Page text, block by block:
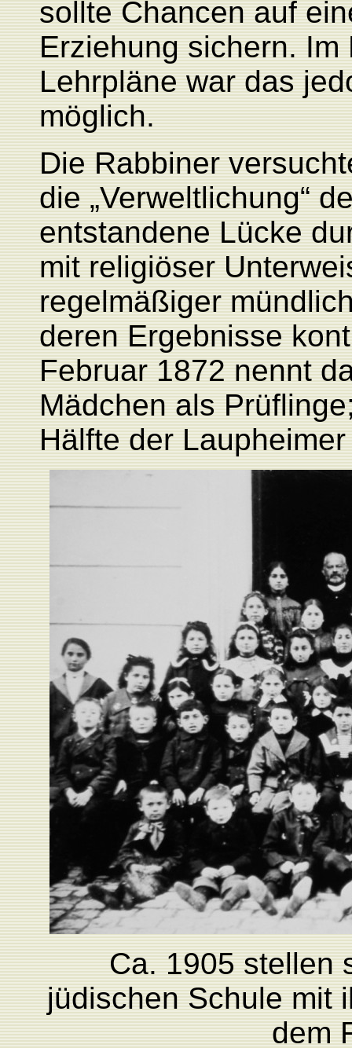
sollte Chancen auf
Erziehung sichern.
Lehrpläne war das
möglich.
Die Rabbiner
die „Verweltlichung“
entstandene Lücke
mit religiöser
regelmäßiger
deren Ergebnisse
Februar 1872 nennt
Mädchen als
Hälfte der
Ca. 1905 stellen
jüdischen Schule mit
dem